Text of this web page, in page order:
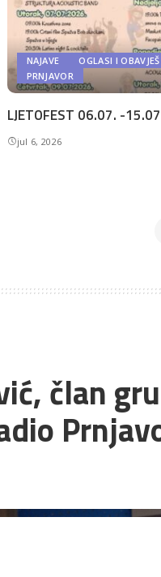
NAJAVE
OGLASI I
PRNJAVOR
LJETOFEST 06.07. -
jul 6, 2026
član